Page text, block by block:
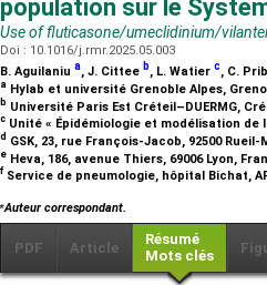
population sur le
Use of fluticasone/umeclidinium/
Doi : 10.1016/j.rmr.2025.05.003
B. Aguilaniu a, J. Cittee b, L. Watier c, C.
a Hylab et université Grenoble Alpes,
b Université Paris Est Créteil–DUERMG,
c Unité « Épidémiologie et modélisation
d GSK, 23, rue François-Jacob, 92500
e Heva, 186, avenue Thiers, 69006 Lyon,
f Service de pneumologie, hôpital Bichat,
⁎Auteur correspondant.
PDF Article
Résumé
Mots clés